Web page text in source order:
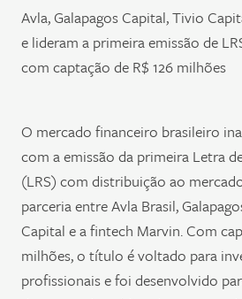
Avla, Galapagos Capital, Tivio
e lideram a primeira emissão de
com captação de R$ 126 milhões
O mercado financeiro brasileiro
com a emissão da primeira Letra
(LRS) com distribuição ao
parceria entre Avla Brasil,
Capital e a fintech Marvin. Com
milhões, o título é voltado para
profissionais e foi desenvolvido